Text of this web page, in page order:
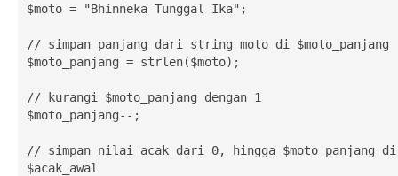
$moto = "Bhinneka Tunggal Ika";
// simpan panjang dari string moto di $moto_panjang
$moto_panjang = strlen($moto);
// kurangi $moto_panjang dengan 1
$moto_panjang--;
// simpan nilai acak dari 0, hingga $moto_panjang di
$acak_awal